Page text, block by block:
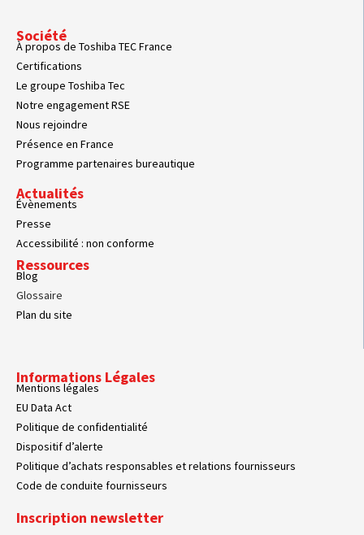
Société
À propos de Toshiba TEC France
Certifications
Le groupe Toshiba Tec
Notre engagement RSE
Nous rejoindre
Présence en France
Programme partenaires bureautique
Actualités
Évènements
Presse
Accessibilité : non conforme
Ressources
Blog
Glossaire
Plan du site
Informations Légales
Mentions légales
EU Data Act
Politique de confidentialité
Dispositif d’alerte
Politique d’achats responsables et relations fournisseurs
Code de conduite fournisseurs
Inscription newsletter